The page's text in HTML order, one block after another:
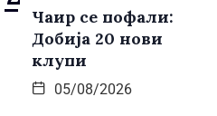
Чаир се пофали:
Добија 20 нови
клупи
05/08/2026